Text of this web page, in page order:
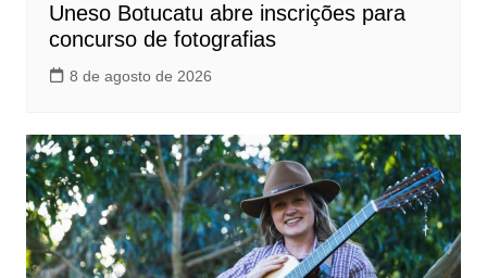
Uneso Botucatu abre inscrições para
concurso de fotografias
8 de agosto de 2026